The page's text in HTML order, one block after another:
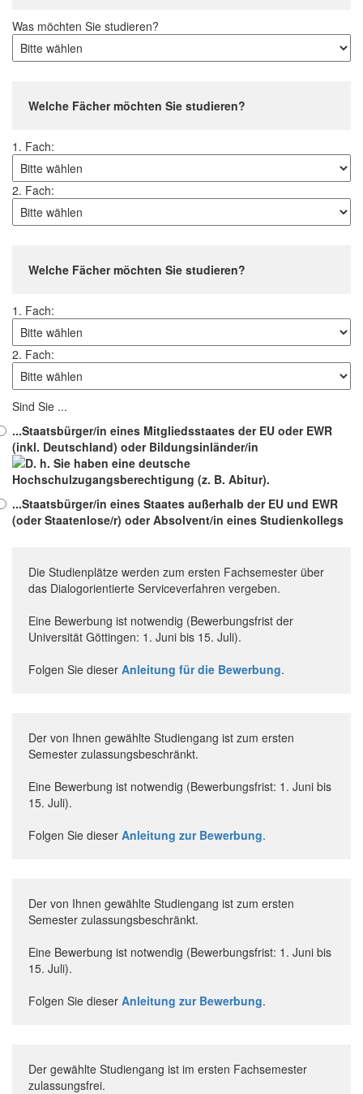
Was möchten Sie studieren?
Welche Fächer möchten Sie studieren?
1. Fach:
2. Fach:
Welche Fächer möchten Sie studieren?
1. Fach:
2. Fach:
Sind Sie ...
...Staatsbürger/in eines Mitgliedsstaates der EU oder EWR
(inkl. Deutschland) oder Bildungsinländer/in
...Staatsbürger/in eines Staates außerhalb der EU und EWR
(oder Staatenlose/r) oder Absolvent/in eines Studienkollegs
Die Studienplätze werden zum ersten Fachsemester über
das Dialogorientierte Serviceverfahren vergeben.
Eine Bewerbung ist notwendig (Bewerbungsfrist der
Universität Göttingen: 1. Juni bis 15. Juli).
Folgen Sie dieser Anleitung für die Bewerbung.
Der von Ihnen gewählte Studiengang ist zum ersten
Semester zulassungsbeschränkt.
Eine Bewerbung ist notwendig (Bewerbungsfrist: 1. Juni bis
15. Juli).
Folgen Sie dieser Anleitung zur Bewerbung.
Der von Ihnen gewählte Studiengang ist zum ersten
Semester zulassungsbeschränkt.
Eine Bewerbung ist notwendig (Bewerbungsfrist: 1. Juni bis
15. Juli).
Folgen Sie dieser Anleitung zur Bewerbung.
Der gewählte Studiengang ist im ersten Fachsemester
zulassungsfrei.